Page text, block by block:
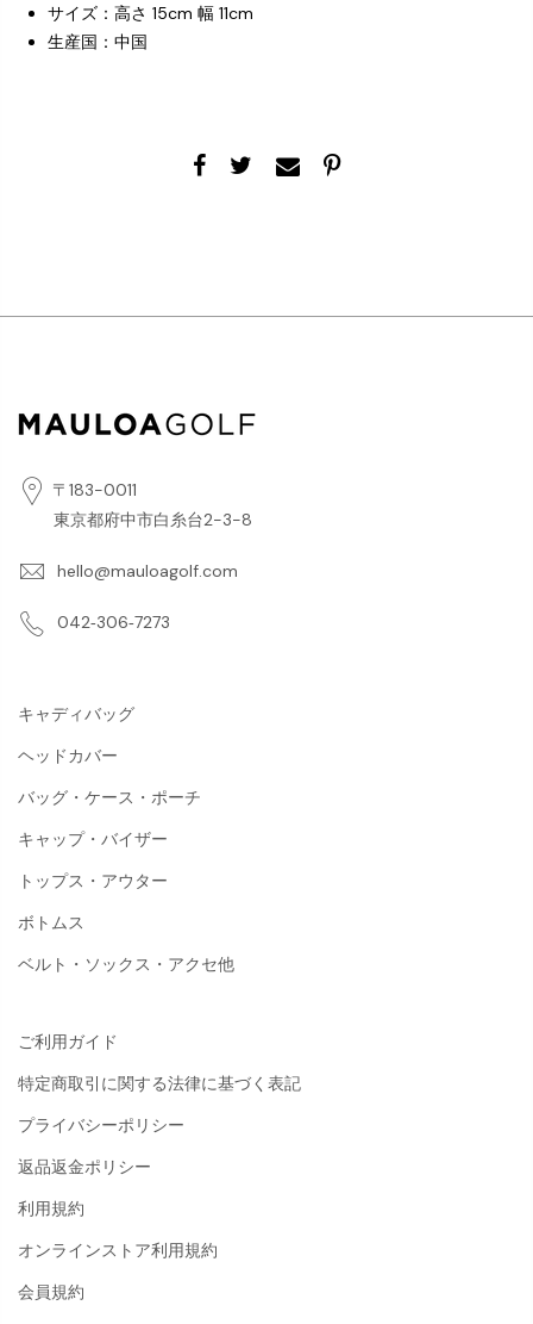
サイズ：高さ 15cm 幅 11cm
生産国：中国
〒183-0011
東京都府中市白糸台2-3-8
hello@mauloagolf.com
042‐306‐7273
キャディバッグ
ヘッドカバー
バッグ・ケース・ポーチ
キャップ・バイザー
トップス・アウター
ボトムス
ベルト・ソックス・アクセ他
ご利用ガイド
特定商取引に関する法律に基づく表記
プライバシーポリシー
返品返金ポリシー
利用規約
オンラインストア利用規約
会員規約